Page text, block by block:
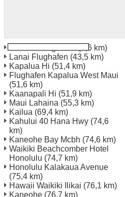
(2,6 km)
Lanai Flughafen (43,5 km)
Kapalua Hi (51,4 km)
Flughafen Kapalua West Maui
(51,6 km)
Kaanapali Hi (51,9 km)
Maui Lahaina (55,3 km)
Kailua (69,4 km)
Kahului 40 Hana Hwy (74,6
km)
Kaneohe Bay Mcbh (74,6 km)
Waikiki Beachcomber Hotel
Honolulu (74,7 km)
Honolulu Kalakaua Avenue
(75,4 km)
Hawaii Waikiki Ilikai (76,1 km)
Kaneohe (76,7 km)